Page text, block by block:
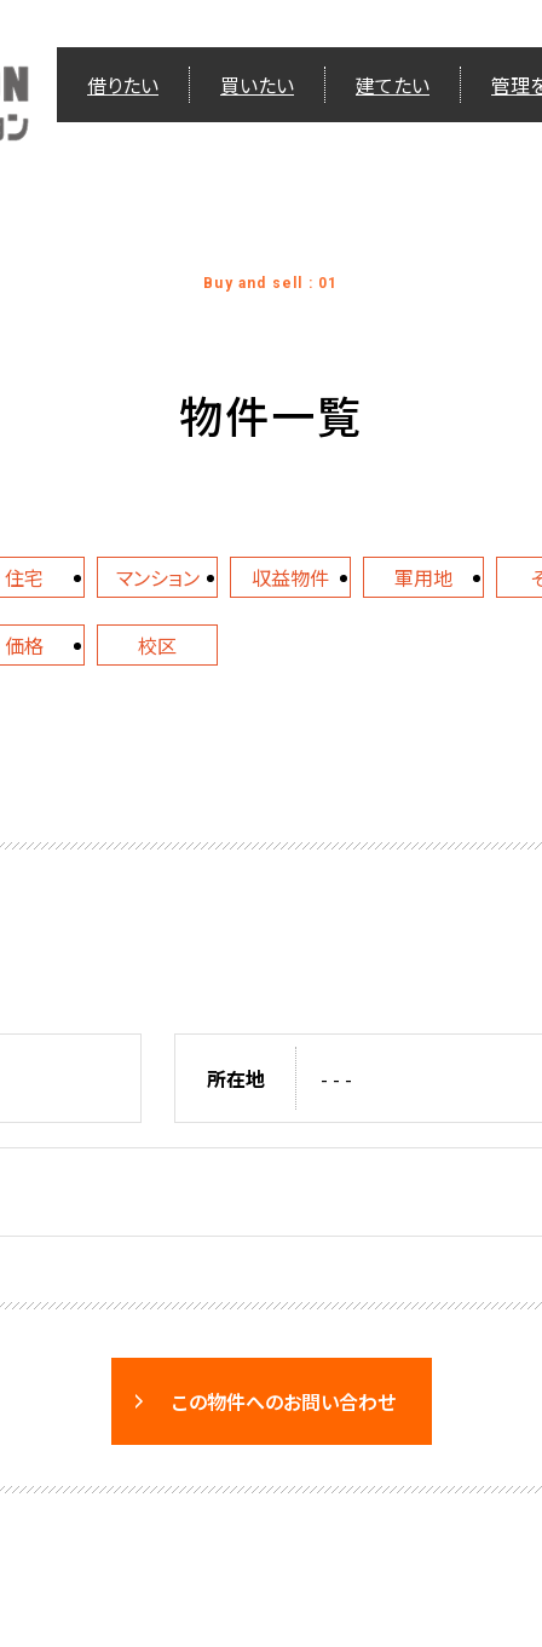
借りたい 買いたい 建てたい 管理
Buy and sell : 01
物件一覧
住宅 マンション 収益物件 軍用地
価格 校区
所在地 - - -
この物件へのお問い合わせ